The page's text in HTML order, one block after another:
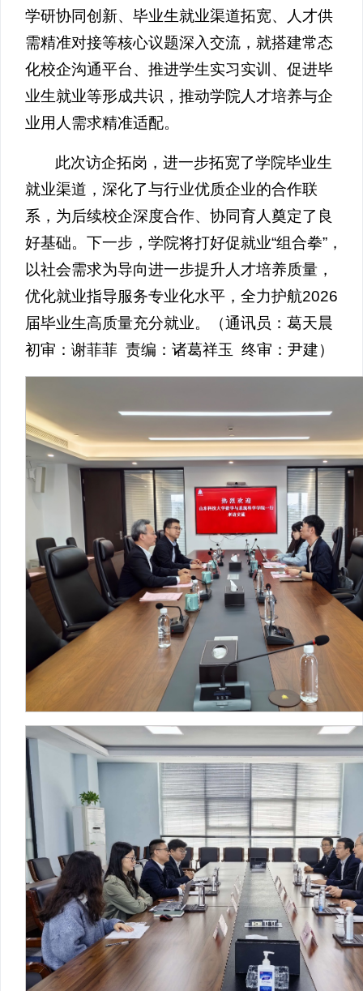
学研协同创新、毕业生就业渠道拓宽、人才供
需精准对接等核心议题深入交流，就搭建常态
化校企沟通平台、推进学生实习实训、促进毕
业生就业等形成共识，推动学院人才培养与企
业用人需求精准适配。
此次访企拓岗，进一步拓宽了学院毕业生
就业渠道，深化了与行业优质企业的合作联
系，为后续校企深度合作、协同育人奠定了良
好基础。下一步，学院将打好促就业“组合拳”，
以社会需求为导向进一步提升人才培养质量，
优化就业指导服务专业化水平，全力护航2026
届毕业生高质量充分就业。（通讯员：葛天晨
初审：谢菲菲 责编：诸葛祥玉 终审：尹建）